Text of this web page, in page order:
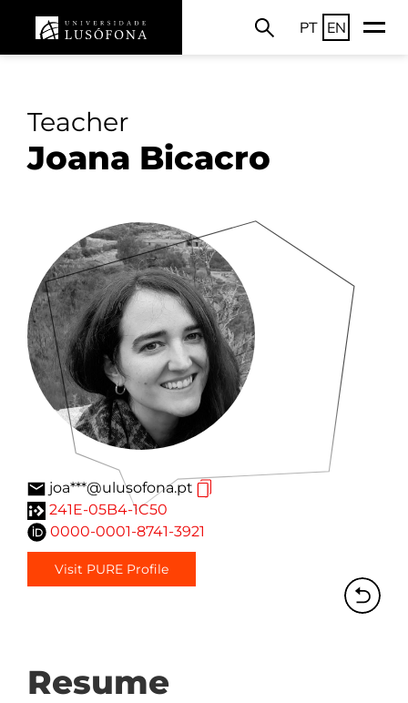
PT EN
Teacher
Joana Bicacro
joa***@ulusofona.pt
241E-05B4-1C50
0000-0001-8741-3921
Visit PURE Profile
Resume